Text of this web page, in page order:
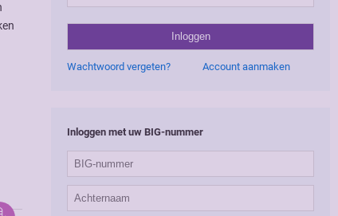
Wachtwoord vergeten? Account aanmaken
Inloggen met uw BIG-nummer